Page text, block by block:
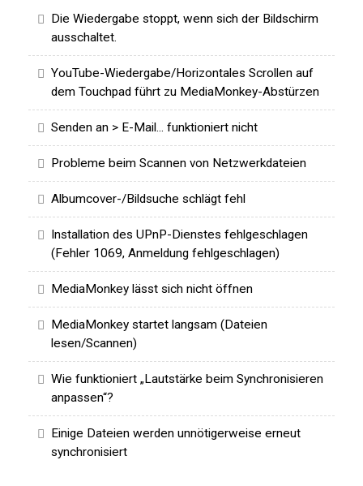
Die Wiedergabe stoppt, wenn sich der Bildschirm
ausschaltet.
YouTube-Wiedergabe/Horizontales Scrollen auf
dem Touchpad führt zu MediaMonkey-Abstürzen
Senden an > E-Mail... funktioniert nicht
Probleme beim Scannen von Netzwerkdateien
Albumcover-/Bildsuche schlägt fehl
Installation des UPnP-Dienstes fehlgeschlagen
(Fehler 1069, Anmeldung fehlgeschlagen)
MediaMonkey lässt sich nicht öffnen
MediaMonkey startet langsam (Dateien
lesen/Scannen)
Wie funktioniert „Lautstärke beim Synchronisieren
anpassen“?
Einige Dateien werden unnötigerweise erneut
synchronisiert